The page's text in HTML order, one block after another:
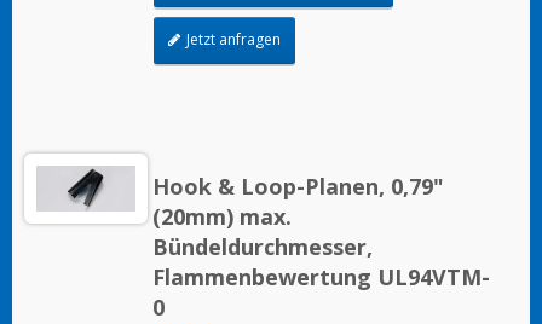
Jetzt anfragen
Hook & Loop-Planen, 0,79"
(20mm) max.
Bündeldurchmesser,
Flammenbewertung UL94VTM-
0